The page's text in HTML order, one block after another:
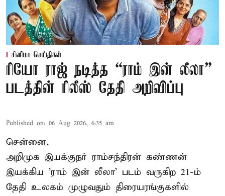
சினிமா செய்திகள்
ரியோ ராஜ் நடித்த “ராம் இன் லீலா”
படத்தின் ரிலீஸ் தேதி அறிவிப்பு
Published on: 06 Aug 2026, 6:35 am
சென்னை,
அறிமுக இயக்குநர் ராம்சந்திரன் கண்ணன்
இயக்கிய 'ராம் இன் லீலா' படம் வருகிற 21-ம்
தேதி உலகம் முழுவதும் திரையரங்குகளில்